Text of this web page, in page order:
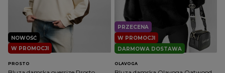
W PROMOCJI
NOWOŚĆ
PROSTO
W PROMOCJI
PRZECENA
DARMOWA DOSTAWA
OLAVOGA